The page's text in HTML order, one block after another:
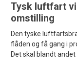
Tysk luftfart
omstilling
Den tyske
flåden og få gang i
Det skal blandt